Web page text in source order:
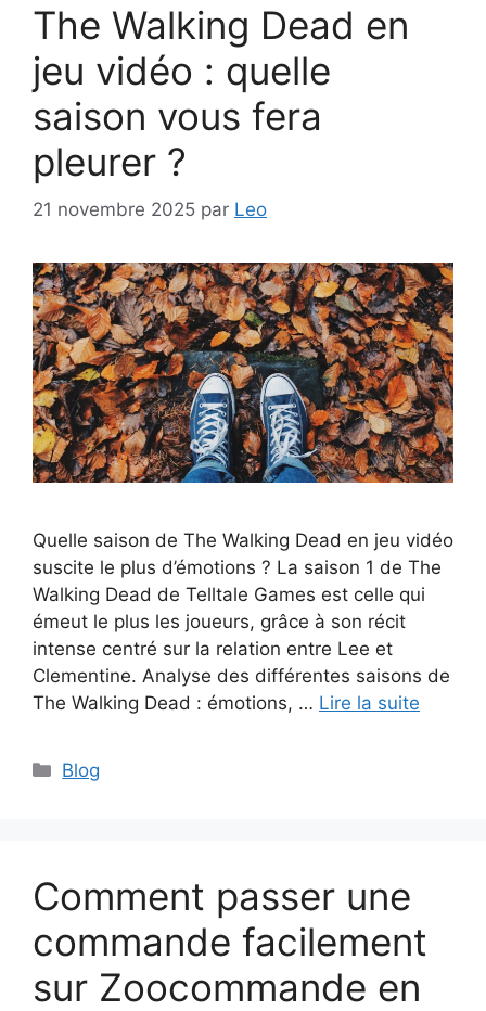
The Walking Dead en
jeu vidéo : quelle
saison vous fera
pleurer ?
21 novembre 2025 par Leo
Quelle saison de The Walking Dead en jeu vidéo
suscite le plus d’émotions ? La saison 1 de The
Walking Dead de Telltale Games est celle qui
émeut le plus les joueurs, grâce à son récit
intense centré sur la relation entre Lee et
Clementine. Analyse des différentes saisons de
The Walking Dead : émotions, … Lire la suite
Catégories
Blog
Comment passer une
commande facilement
sur Zoocommande en